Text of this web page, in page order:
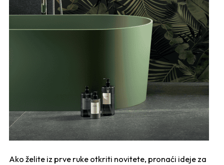
Ako želite iz prve ruke otkriti novitete, pronaći ideje za